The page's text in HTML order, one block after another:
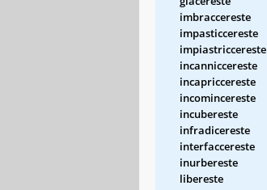
imbraccereste
impasticcereste
impiastriccereste
incanniccereste
incapriccereste
incomincereste
incubereste
infradicereste
interfaccereste
inurbereste
libereste